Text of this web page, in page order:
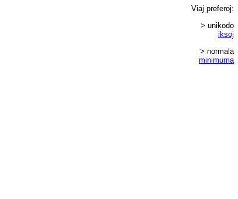
Viaj preferoj:
> unikodo
iksoj
> normala
minimuma